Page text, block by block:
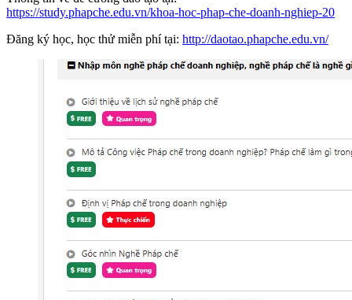
https://study.phapche.edu.vn/khoa-hoc-phap-che-doanh-nghiep-20
Đăng ký học, học thử miễn phí tại: http://daotao.phapche.edu.vn/